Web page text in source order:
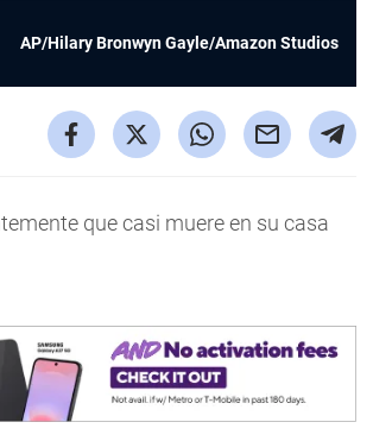
AP/Hilary Bronwyn Gayle/Amazon Studios
que casi muere en su casa